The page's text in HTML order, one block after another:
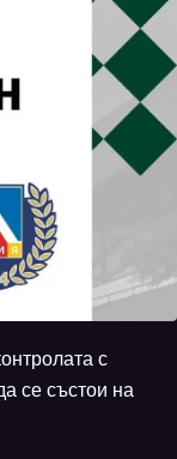
с
се състои на